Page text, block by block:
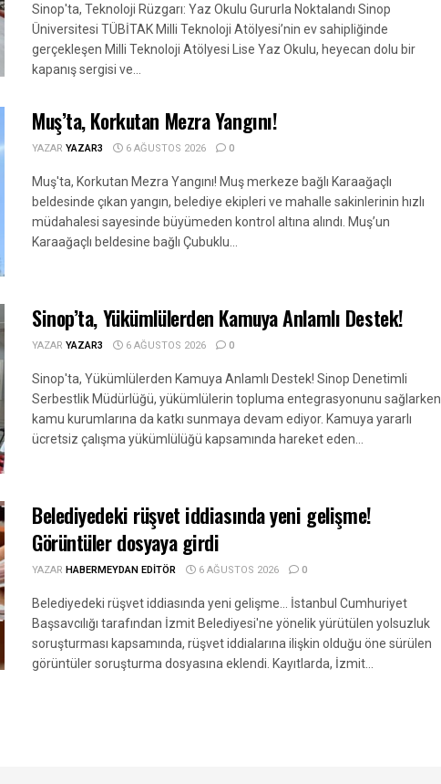
Sinop'ta, Teknoloji Rüzgarı: Yaz Okulu Gururla Noktalandı Sinop
Üniversitesi TÜBİTAK Milli Teknoloji Atölyesi’nin ev sahipliğinde
gerçekleşen Milli Teknoloji Atölyesi Lise Yaz Okulu, heyecan dolu bir
kapanış sergisi ve...
Muş’ta, Korkutan Mezra Yangını!
YAZAR YAZAR3 6 AĞUSTOS 2026 0
Muş'ta, Korkutan Mezra Yangını! Muş merkeze bağlı Karaağaçlı
beldesinde çıkan yangın, belediye ekipleri ve mahalle sakinlerinin hızlı
müdahalesi sayesinde büyümeden kontrol altına alındı. Muş’un
Karaağaçlı beldesine bağlı Çubuklu...
Sinop’ta, Yükümlülerden Kamuya Anlamlı Destek!
YAZAR YAZAR3 6 AĞUSTOS 2026 0
Sinop'ta, Yükümlülerden Kamuya Anlamlı Destek! Sinop Denetimli
Serbestlik Müdürlüğü, yükümlülerin topluma entegrasyonunu sağlarken
kamu kurumlarına da katkı sunmaya devam ediyor. Kamuya yararlı
ücretsiz çalışma yükümlülüğü kapsamında hareket eden...
Belediyedeki rüşvet iddiasında yeni gelişme!
Görüntüler dosyaya girdi
YAZAR HABERMEYDAN EDITÖR 6 AĞUSTOS 2026 0
Belediyedeki rüşvet iddiasında yeni gelişme... İstanbul Cumhuriyet
Başsavcılığı tarafından İzmit Belediyesi'ne yönelik yürütülen yolsuzluk
soruşturması kapsamında, rüşvet iddialarına ilişkin olduğu öne sürülen
görüntüler soruşturma dosyasına eklendi. Kayıtlarda, İzmit...